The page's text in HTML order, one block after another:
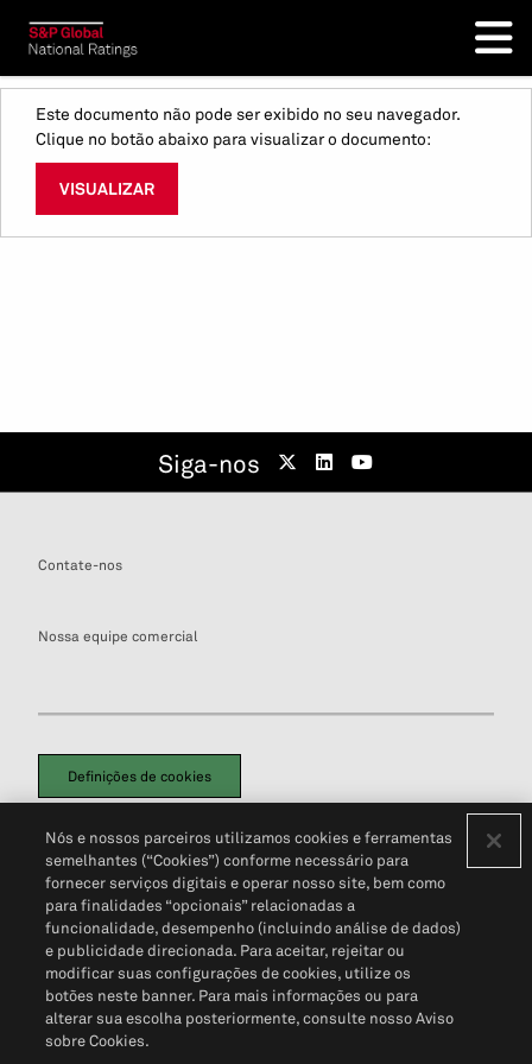
Este documento não pode ser exibido no seu navegador.
Clique no botão abaixo para visualizar o documento:
VISUALIZAR
Siga-nos
Contate-nos
Nossa equipe comercial
Definições de cookies
Política de PrivacidadePortal de privacidade do cliente (em inglês)
Não Venda Minhas Informações Pessoais© 2026 S&P Global
Nós e nossos parceiros utilizamos cookies e ferramentas
semelhantes (“Cookies”) conforme necessário para
fornecer serviços digitais e operar nosso site, bem como
para finalidades “opcionais” relacionadas a
funcionalidade, desempenho (incluindo análise de dados)
e publicidade direcionada. Para aceitar, rejeitar ou
modificar suas configurações de cookies, utilize os
botões neste banner. Para mais informações ou para
alterar sua escolha posteriormente, consulte nosso Aviso
sobre Cookies.